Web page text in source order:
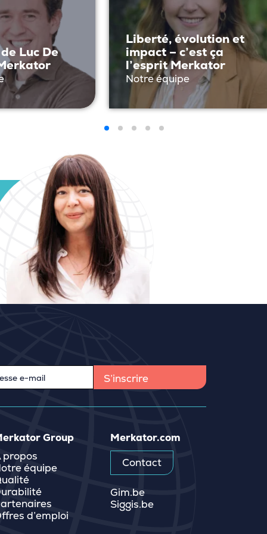
Luc De
Liberté, évolution et
impact – c’est ça
l’esprit Merkator
Notre équipe
Group
propos
équipe
d’emploi
Merkator.com
Contact
Gim.be
Siggis.be